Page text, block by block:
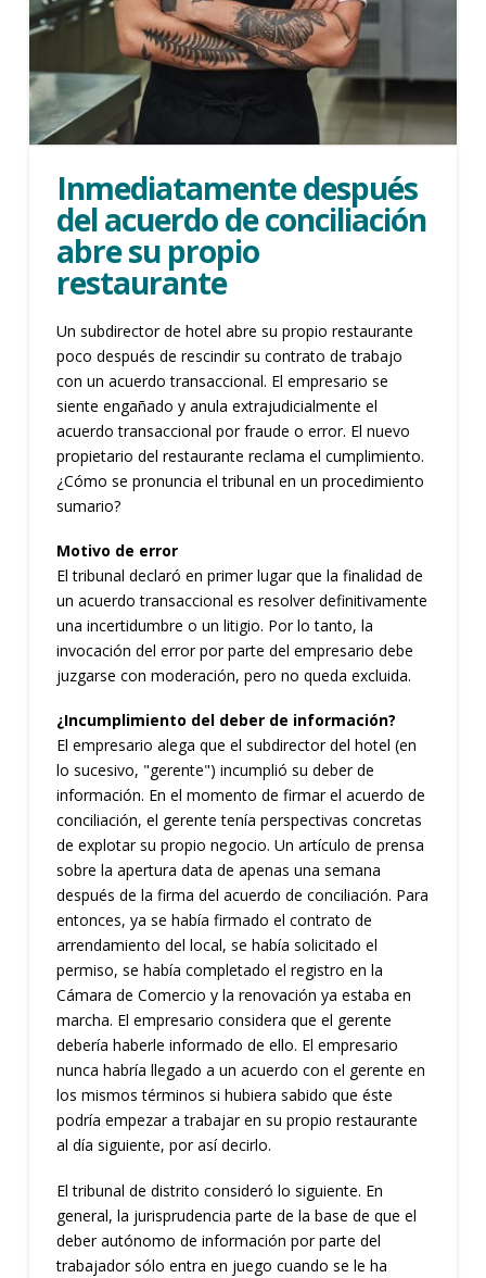
Inmediatamente después
del acuerdo de conciliación
abre su propio
restaurante
Un subdirector de hotel abre su propio restaurante
poco después de rescindir su contrato de trabajo
con un acuerdo transaccional. El empresario se
siente engañado y anula extrajudicialmente el
acuerdo transaccional por fraude o error. El nuevo
propietario del restaurante reclama el cumplimiento.
¿Cómo se pronuncia el tribunal en un procedimiento
sumario?
Motivo de error
El tribunal declaró en primer lugar que la finalidad de
un acuerdo transaccional es resolver definitivamente
una incertidumbre o un litigio. Por lo tanto, la
invocación del error por parte del empresario debe
juzgarse con moderación, pero no queda excluida.
¿Incumplimiento del deber de información?
El empresario alega que el subdirector del hotel (en
lo sucesivo, "gerente") incumplió su deber de
información. En el momento de firmar el acuerdo de
conciliación, el gerente tenía perspectivas concretas
de explotar su propio negocio. Un artículo de prensa
sobre la apertura data de apenas una semana
después de la firma del acuerdo de conciliación. Para
entonces, ya se había firmado el contrato de
arrendamiento del local, se había solicitado el
permiso, se había completado el registro en la
Cámara de Comercio y la renovación ya estaba en
marcha. El empresario considera que el gerente
debería haberle informado de ello. El empresario
nunca habría llegado a un acuerdo con el gerente en
los mismos términos si hubiera sabido que éste
podría empezar a trabajar en su propio restaurante
al día siguiente, por así decirlo.
El tribunal de distrito consideró lo siguiente. En
general, la jurisprudencia parte de la base de que el
deber autónomo de información por parte del
trabajador sólo entra en juego cuando se le ha